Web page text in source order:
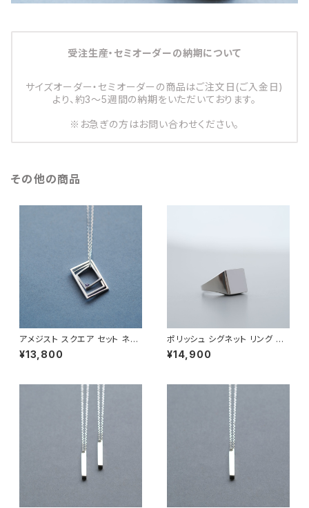
受注生産・セミオーダーの納期について
サイズオーダー・セミオーダーの商品はご注文日(ご入金日)
より、約3～5週間の納期をいただいております。
※お急ぎの方はお問い合わせください。
その他の商品
アメジスト スクエア セット ネッ
クレス シルバー925 メンズ ユ
ニセックス
¥13,800
ポリッシュ シグネット リング シ
ルバー925 メンズ ユニセックス
¥14,900